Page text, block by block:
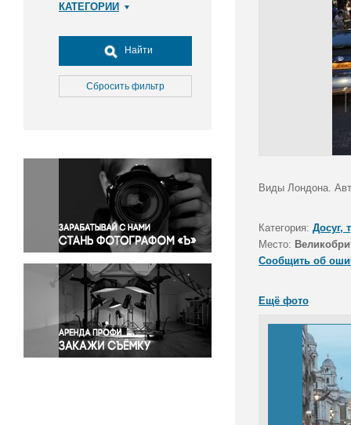
КАТЕГОРИИ
Досуг, туризм и отдых
Культура
Медицина
Окружающая среда
Политика
Правосудие
Происшествия и конфликты
Религия
Светская жизнь
Спорт
Экология
Экономика и бизнес
Найти
Сбросить фильтр
Виды Лондона.
Категория: Досуг,
Место:
Сообщить об
Ещё фото